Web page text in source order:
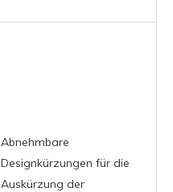
Abnehmbare
Designkürzungen für die
Auskürzung der